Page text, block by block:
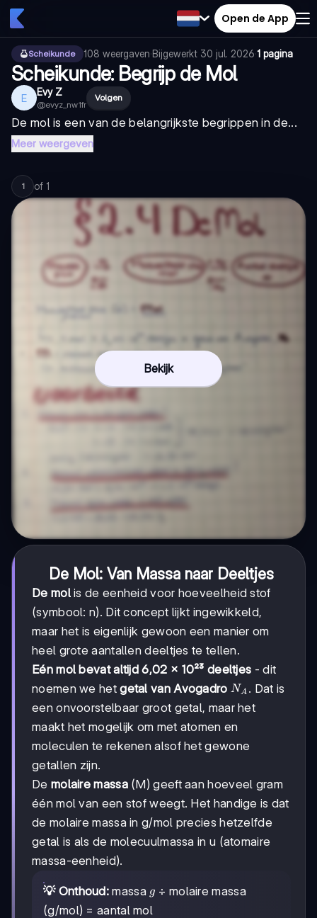
Open de App
Scheikunde 108 weergaven·Bijgewerkt 30 jul. 2026·1 pagina
Scheikunde: Begrijp de Mol
E Evy Z
@evyz_nw1fr
Volgen
De mol is een van de belangrijkste begrippen in de...
Meer weergeven
1 of 1
Bekijk
De Mol: Van Massa naar Deeltjes
De molis de eenheid voor hoeveelheid stof
(symbool: n). Dit concept lijkt ingewikkeld,
maar het is eigenlijk gewoon een manier om
heel grote aantallen deeltjes te tellen.
Eén mol bevat altijd 6,02 × 10²³ deeltjes - dit
noemen we hetgetal van Avogadro N_A
NA . Dat is
een onvoorstelbaar groot getal, maar het
maakt het mogelijk om met atomen en
moleculen te rekenen alsof het gewone
getallen zijn.
De molaire massa(M) geeft aan hoeveel gram
één mol van een stof weegt. Het handige is dat
de molaire massa in g/mol precies hetzelfde
getal is als de molecuulmassa in u (atomaire
massa-eenheid).
💡 Onthoud: massa g
g ÷ molaire massa
(g/mol) = aantal mol